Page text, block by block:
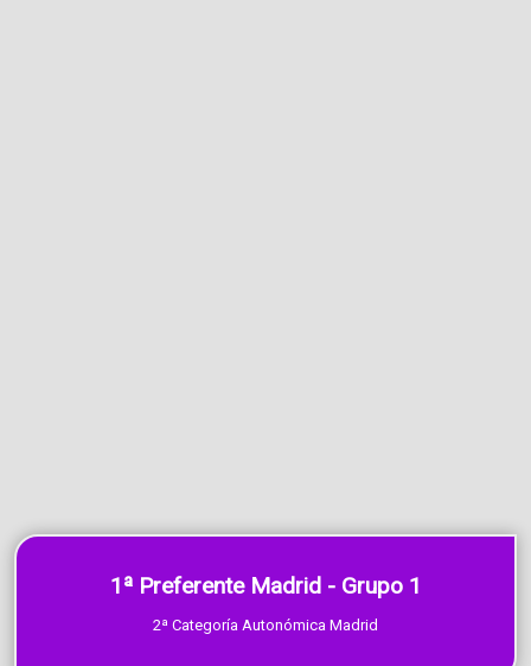
1ª Preferente Madrid - Grupo 1
2ª Categoría Autonómica Madrid